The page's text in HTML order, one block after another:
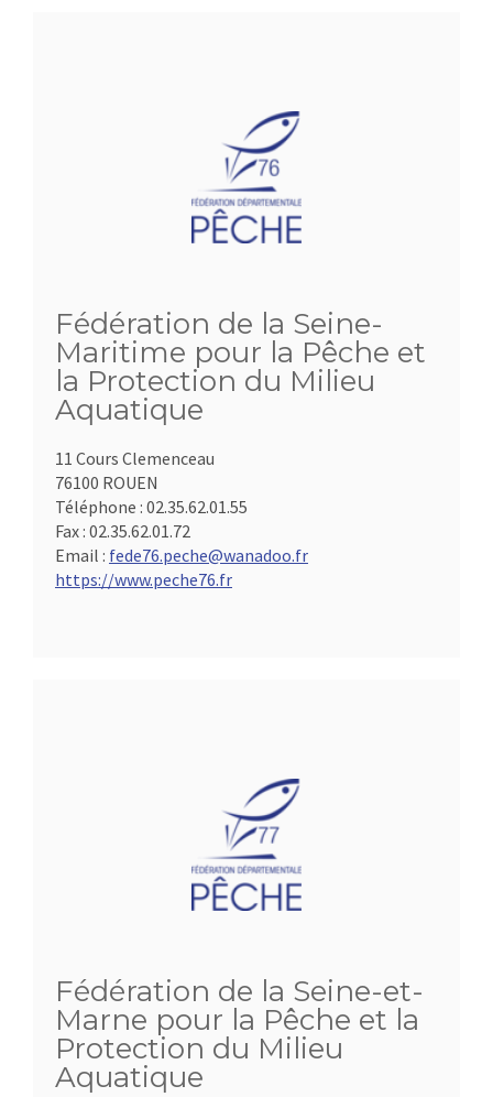
Fédération de la Seine-
Maritime pour la Pêche et
la Protection du Milieu
Aquatique
11 Cours Clemenceau
76100 ROUEN
Téléphone : 02.35.62.01.55
Fax : 02.35.62.01.72
Email : fede76.peche@wanadoo.fr
https://www.peche76.fr
Fédération de la Seine-et-
Marne pour la Pêche et la
Protection du Milieu
Aquatique